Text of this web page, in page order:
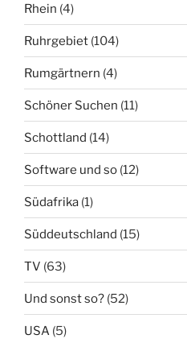
Rhein (4)
Ruhrgebiet (104)
Rumgärtnern (4)
Schöner Suchen (11)
Schottland (14)
Software und so (12)
Südafrika (1)
Süddeutschland (15)
TV (63)
Und sonst so? (52)
USA (5)